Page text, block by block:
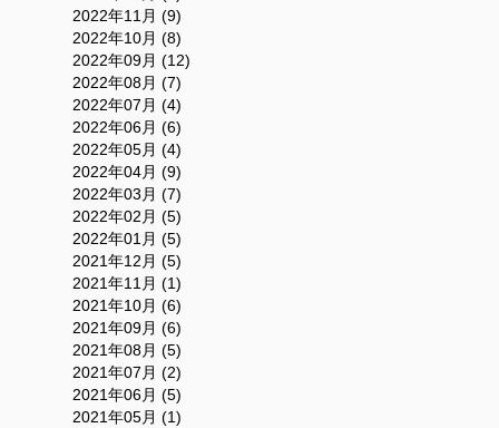
2022年11月 (9)
2022年10月 (8)
2022年09月 (12)
2022年08月 (7)
2022年07月 (4)
2022年06月 (6)
2022年05月 (4)
2022年04月 (9)
2022年03月 (7)
2022年02月 (5)
2022年01月 (5)
2021年12月 (5)
2021年11月 (1)
2021年10月 (6)
2021年09月 (6)
2021年08月 (5)
2021年07月 (2)
2021年06月 (5)
2021年05月 (1)